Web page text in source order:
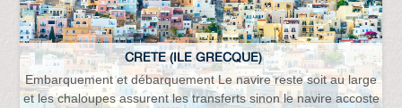
CRETE (ILE GRECQUE)
Embarquement et débarquement Le navire reste soit au large
et les chaloupes assurent les transferts sinon le navire accoste